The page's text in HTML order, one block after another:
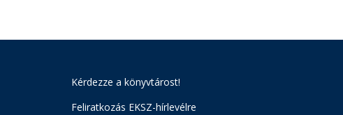
Kérdezze a könyvtárost!
Feliratkozás EKSZ-hírlevélre